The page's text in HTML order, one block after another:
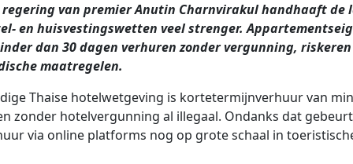
regering van premier Anutin Charnvirakul handhaaft de
en huisvestingswetten veel strenger.
dan 30 dagen verhuren zonder vergunning,
maatregelen.
Thaise hotelwetgeving is kortetermijnverhuur van
zonder hotelvergunning al illegaal. Ondanks dat
via online platforms nog op grote schaal in